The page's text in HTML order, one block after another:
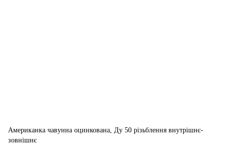
Американка чавунна оцинкована, Ду 50 різьблення внутрішнє-
зовнішнє